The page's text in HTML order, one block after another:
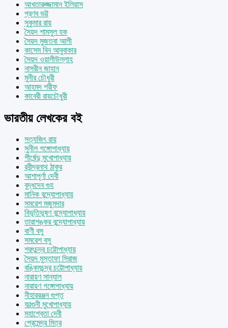
আখতারুজ্জামান ইলিয়াস
প্রণব ভট্ট
সুকুমার রায়
সৈয়দ শামসুল হক
সৈয়দ মুজতবা আলী
কাসেম বিন আবুবাকার
সৈয়দ ওয়ালীউল্লাহ
নাসরীন জাহান
মুনীর চৌধুরী
আহমদ শরীফ
কাবেরী রায়চৌধুরী
ভারতীয় লেখকের বই
সত্যজিৎ রায়
সুনীল গঙ্গোপাধ্যায়
শীর্ষেন্দু মুখোপাধ্যায়
রবীন্দ্রনাথ ঠাকুর
আশাপূর্ণা দেবী
বুদ্ধদেব গুহ
মানিক বন্দ্যোপাধ্যায়
সমরেশ মজুমদার
বিভূতিভূষণ বন্দ্যোপাধ্যায়
তারাশঙ্কর বন্দ্যোপাধ্যায়
বাণী বসু
সমরেশ বসু
শরৎচন্দ্র চট্টোপাধ্যায়
সৈয়দ মুস্তাফা সিরাজ
বঙ্কিমচন্দ্র চট্টোপাধ্যায়
নারায়ণ সান্যাল
নারায়ণ গঙ্গোপাধ্যায়
নীহাররঞ্জন গুপ্ত
ফাল্গুনী মুখোপাধ্যায়
মহাশ্বেতা দেবী
প্রেমেন্দ্র মিত্র